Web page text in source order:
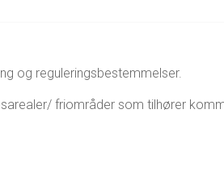
og reguleringsbestemmelser.
friområder som tilhører